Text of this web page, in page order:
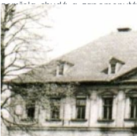
zemřela chudá a zapomenutá.